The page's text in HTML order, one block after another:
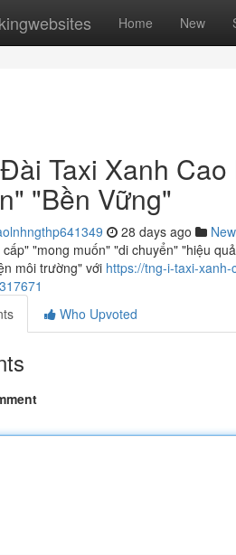
Home New
Taxi Xanh
"Bền Vững"
28 days ago
"mong muốn" "di chuyển" "hiệu
môi trường" với https://tng-i-taxi-
Who Upvoted